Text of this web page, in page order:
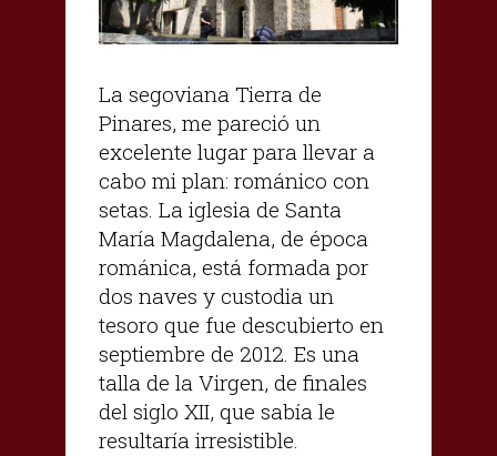
La segoviana Tierra de
Pinares, me pareció un
excelente lugar para llevar a
cabo mi plan: románico con
setas. La iglesia de Santa
María Magdalena, de época
románica, está formada por
dos naves y custodia un
tesoro que fue descubierto en
septiembre de 2012. Es una
talla de la Virgen, de finales
del siglo XII, que sabía le
resultaría irresistible.